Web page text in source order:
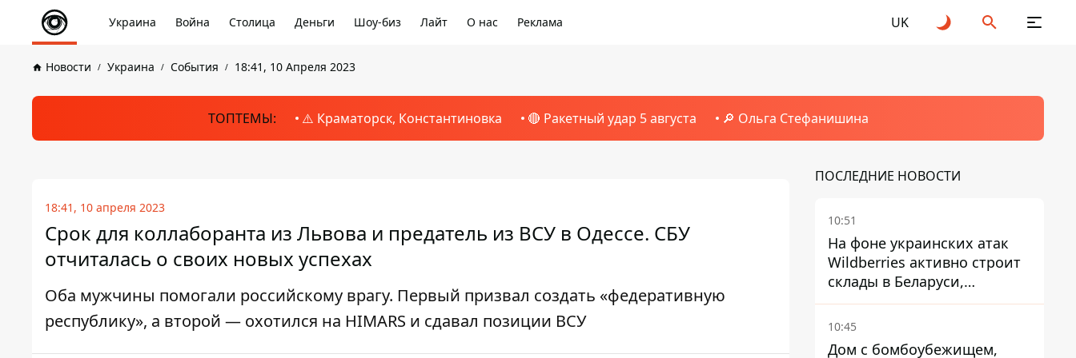
Украина Война Столица Деньги Шоу-биз Лайт О нас Реклама UK
Новости Украина События 18:41, 10 Апреля 2023
ТОПТЕМЫ: ⚠️ Краматорск, Константиновка 🔴 Ракетный удар 5 августа 🔎 Ольга Стефанишина
18:41, 10 апреля 2023
Срок для коллаборанта из Львова и предатель из ВСУ в Одессе. СБУ
отчиталась о своих новых успехах
Оба мужчины помогали российскому врагу. Первый призвал создать «федеративную
республику», а второй — охотился на HIMARS и сдавал позиции ВСУ
ПОСЛЕДНИЕ НОВОСТИ
10:51
На фоне украинских атак
Wildberries активно строит
склады в Беларуси,
Казахстане, Узбекистане
10:45
Дом с бомбоубежищем,